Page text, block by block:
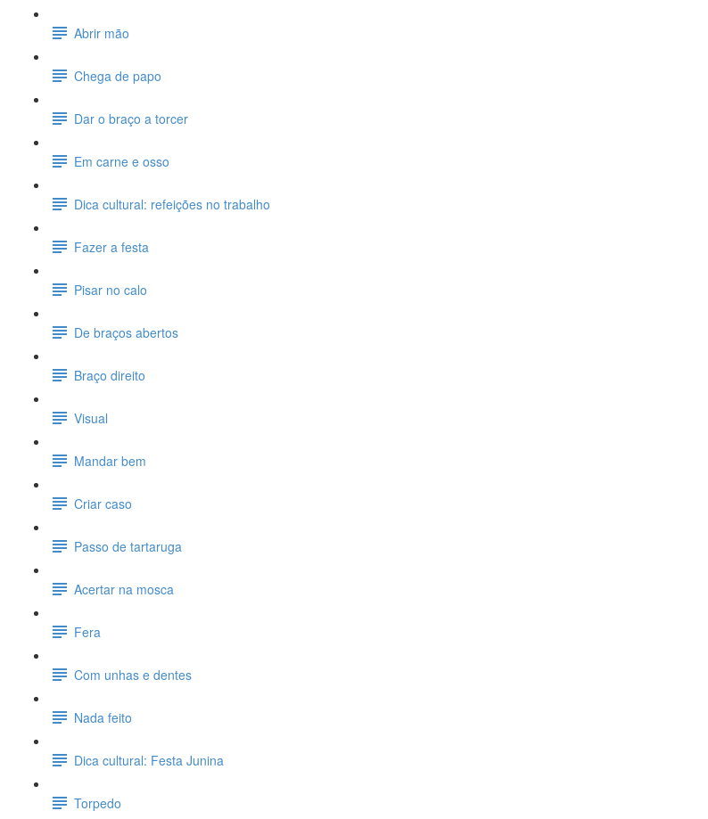
Abrir mão
Chega de papo
Dar o braço a torcer
Em carne e osso
Dica cultural: refeições no trabalho
Fazer a festa
Pisar no calo
De braços abertos
Braço direito
Visual
Mandar bem
Criar caso
Passo de tartaruga
Acertar na mosca
Fera
Com unhas e dentes
Nada feito
Dica cultural: Festa Junina
Torpedo